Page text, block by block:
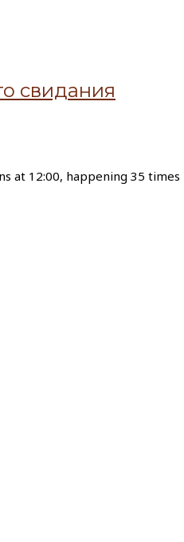
свидания
at 12:00, happening 35 times